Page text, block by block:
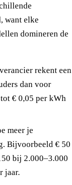
want elke
domineren de
rekent een
dan voor
€ 0,05 per kWh
meer je
Bijvoorbeeld € 50
bij 2.000–3.000
jaar.